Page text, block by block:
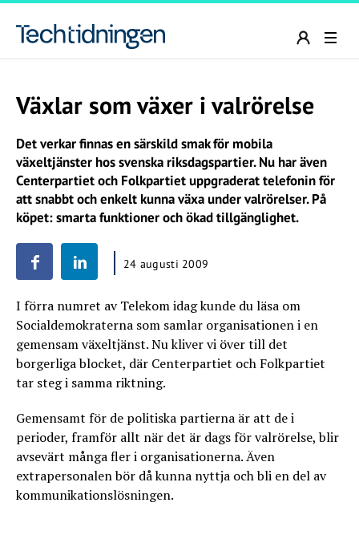
Växlar som växer i valrörelse
Det verkar finnas en särskild smak för mobila
växeltjänster hos svenska riksdagspartier. Nu har även
Centerpartiet och Folkpartiet uppgraderat telefonin för
att snabbt och enkelt kunna växa under valrörelser. På
köpet: smarta funktioner och ökad tillgänglighet.
24 augusti 2009
I förra numret av Telekom idag kunde du läsa om
Socialdemokraterna som samlar organisationen i en
gemensam växeltjänst. Nu kliver vi över till det
borgerliga blocket, där Centerpartiet och Folkpartiet
tar steg i samma riktning.
Gemensamt för de politiska partierna är att de i
perioder, framför allt när det är dags för valrörelse, blir
avsevärt många fler i organisationerna. Även
extrapersonalen bör då kunna nyttja och bli en del av
kommunikationslösningen.